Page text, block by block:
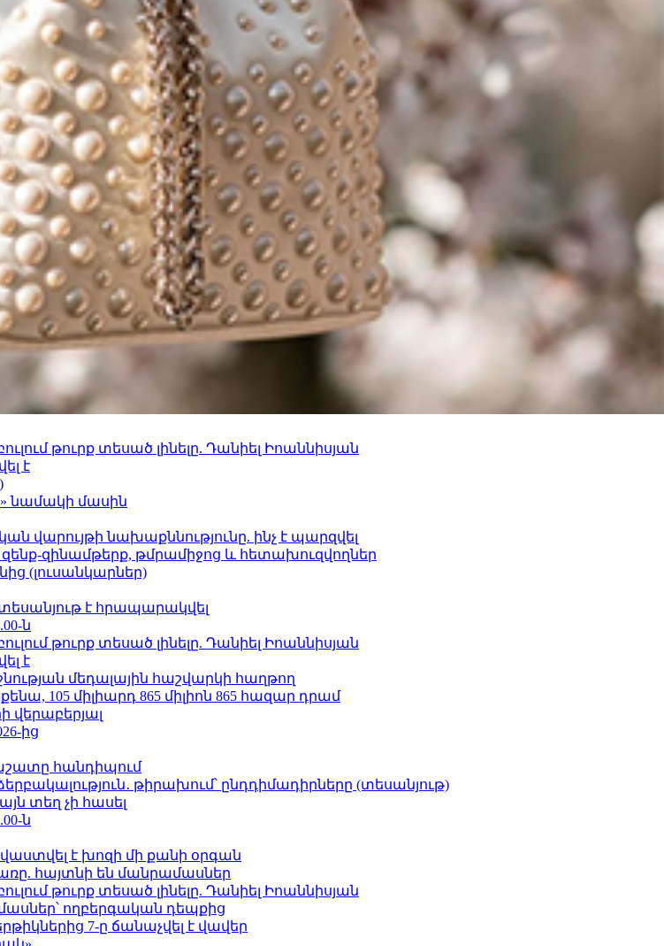
թուրք տեսած լինելը. Դանիել Իոաննիսյան
է
նամակի մասին
վարույթի նախաքննությունը. ինչ է պարզվել
զինամթերք, թմրամիջոց և հետախուզվողներ
(լուսանկարներ)
է հրապարակվել
ն
թուրք տեսած լինելը. Դանիել Իոաննիսյան
է
մեդալային հաշվարկի հաղթող
105 միլիարդ 865 միլիոն 865 հազար դրամ
վերաբերյալ
ից
հանդիպում
թիրախում՝ ընդդիմադիրները (տեսանյութ)
տեղ չի հասել
ն
է խոզի մի քանի օրգան
հայտնի են մանրամասներ
թուրք տեսած լինելը. Դանիել Իոաննիսյան
ողբերգական դեպքից
7-ը ճանաչվել է վավեր